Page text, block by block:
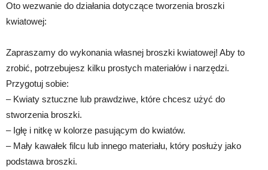
Oto wezwanie do działania dotyczące tworzenia broszki
kwiatowej:
Zapraszamy do wykonania własnej broszki kwiatowej! Aby to
zrobić, potrzebujesz kilku prostych materiałów i narzędzi.
Przygotuj sobie:
– Kwiaty sztuczne lub prawdziwe, które chcesz użyć do
stworzenia broszki.
– Igłę i nitkę w kolorze pasującym do kwiatów.
– Mały kawałek filcu lub innego materiału, który posłuży jako
podstawa broszki.